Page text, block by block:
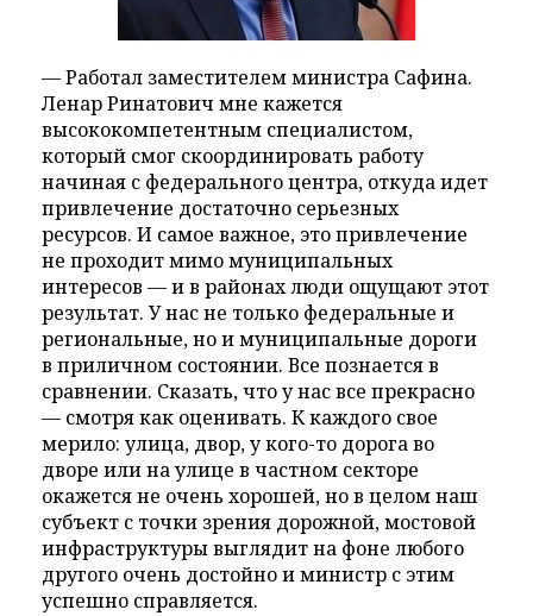
— Работал заместителем министра Сафина.
Ленар Ринатович мне кажется
высококомпетентным специалистом,
который смог скоординировать работу
начиная с федерального центра, откуда идет
привлечение достаточно серьезных
ресурсов. И самое важное, это привлечение
не проходит мимо муниципальных
интересов — и в районах люди ощущают этот
результат. У нас не только федеральные и
региональные, но и муниципальные дороги
в приличном состоянии. Все познается в
сравнении. Сказать, что у нас все прекрасно
— смотря как оценивать. К каждого свое
мерило: улица, двор, у кого-то дорога во
дворе или на улице в частном секторе
окажется не очень хорошей, но в целом наш
субъект с точки зрения дорожной, мостовой
инфраструктуры выглядит на фоне любого
другого очень достойно и министр с этим
успешно справляется.